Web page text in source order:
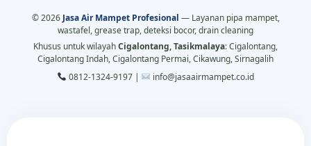
© 2026 Jasa Air Mampet Profesional — Layanan pipa mampet,
wastafel, grease trap, deteksi bocor, drain cleaning
Khusus untuk wilayahCigalontang, Tasikmalaya: Cigalontang,
Cigalontang Indah, Cigalontang Permai, Cikawung, Sirnagalih
0812-1324-9197 |
info@jasaairmampet.co.id